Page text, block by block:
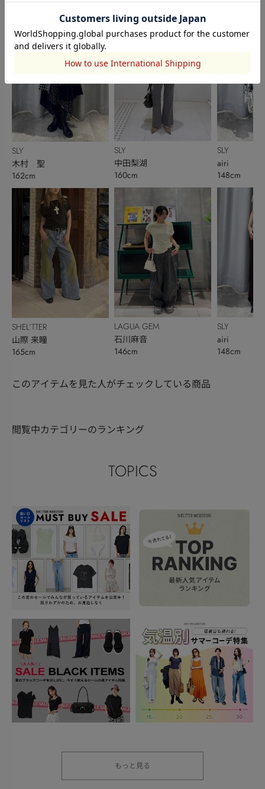
SLY
木村 聖
162cm
SHEL’TTER
山際 来瞳
165cm
SLY
中田梨湖
160cm
LAGUA GEM
石川麻音
146cm
SLY
airi
148cm
SLY
airi
148cm
このアイテムを見た人がチェックしている商品
閲覧中カテゴリーのランキング
TOPICS
もっと見る